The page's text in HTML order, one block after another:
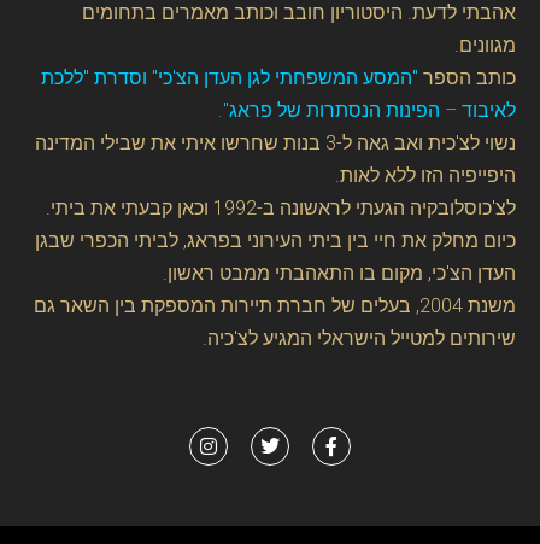
אהבתי לדעת. היסטוריון חובב וכותב מאמרים בתחומים
מגוונים.
כותב הספר "המסע המשפחתי לגן העדן הצ'כי" וסדרת "ללכת
לאיבוד – הפינות הנסתרות של פראג".
נשוי לצ'כית ואב גאה ל-3 בנות שחרשו איתי את שבילי המדינה
היפייפיה הזו ללא לאות.
לצ'כוסלובקיה הגעתי לראשונה ב-1992 וכאן קבעתי את ביתי.
כיום מחלק את חיי בין ביתי העירוני בפראג, לביתי הכפרי שבגן
העדן הצ'כי, מקום בו התאהבתי ממבט ראשון.
משנת 2004, בעלים של חברת תיירות המספקת בין השאר גם
שירותים למטייל הישראלי המגיע לצ'כיה.